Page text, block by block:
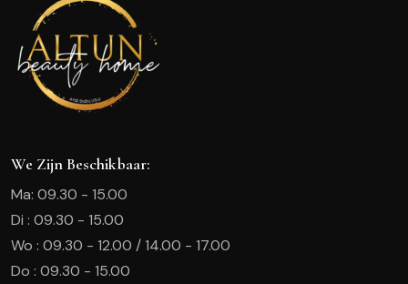
We Zijn Beschikbaar:
Ma: 09.30 - 15.00
Di : 09.30 - 15.00
Wo : 09.30 - 12.00 / 14.00 - 17.00
Do : 09.30 - 15.00